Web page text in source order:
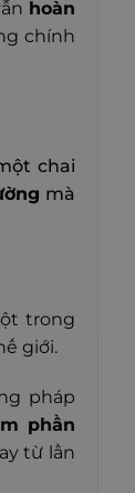
hoàn
chính
chai
mà
trong
giới.
pháp
phần
từ lần